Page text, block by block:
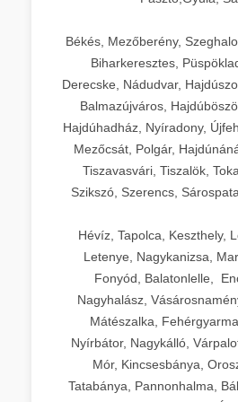
Békés, Mezőberény,
Biharkeresztes,
Derecske, Nádudvar,
Balmazújváros,
Hajdúhadház, Nyíradony,
Mezőcsát, Polgár,
Tiszavasvári, Tiszalök,
Szikszó, Szerencs,
Hévíz, Tapolca, Keszthely,
Letenye, Nagykanizsa,
Fonyód, Balatonlelle,
Nagyhalász,
Mátészalka,
Nyírbátor, Nagykálló,
Mór, Kincsesbánya,
Tatabánya, Pannonhalma,